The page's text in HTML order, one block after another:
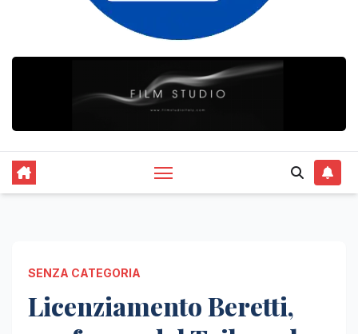
SENZA CATEGORIA
Licenziamento Beretti,